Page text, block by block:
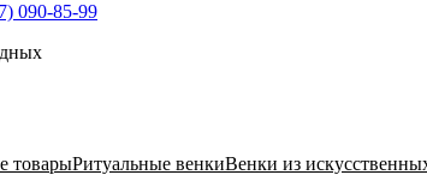
090-85-99
товарыРитуальные венкиВенки из